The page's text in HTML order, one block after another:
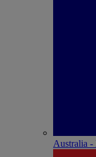
Australia -